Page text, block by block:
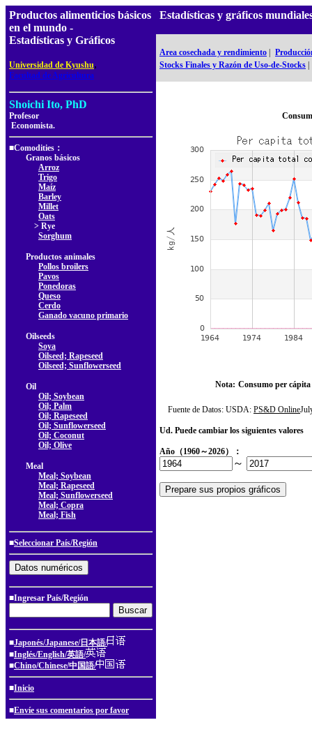
Productos alimenticios básicos
en el mundo -
Estadísticas y Gráficos
Universidad de Kyushu,
Facultad de Agricultura
Shoichi Ito, PhD
Profesor
Economista.
■Comodities：
Granos básicos
Arroz
Trigo
Maíz
Barley
Millet
Oats
> Rye
Sorghum
Productos animales
Pollos broilers
Pavos
Ponedoras
Queso
Cerdo
Ganado vacuno primario
Oilseeds
Soya
Oilseed; Rapeseed
Oilseed; Sunflowerseed
Oil
Oil; Soybean
Oil; Palm
Oil; Rapeseed
Oil; Sunflowerseed
Oil; Coconut
Oil; Olive
Meal
Meal; Soybean
Meal; Rapeseed
Meal; Sunflowerseed
Meal; Copra
Meal; Fish
■Seleccionar País/Región
■Ingresar País/Región
■Japonés/Japanese/日本語/
■Inglés/English/英語/
■Chino/Chinese/中国語/
■Inicio
■Envíe sus comentarios por favor
Estadísticas y gráficos
Area cosechada y rendimiento
Stocks Finales y Razón de Uso-de-Stocks
Nota: Consumo per cápita
Fuente de Datos: USDA: PS&D Online
Ud. Puede cambiar los siguientes valores
Año（1960～2026）：
～